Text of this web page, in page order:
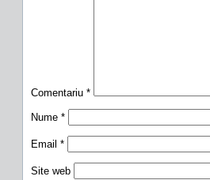
Comentariu *
Nume *
Email *
Site web